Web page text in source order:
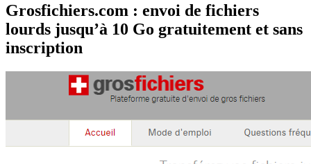
Grosfichiers.com : envoi de fichiers
lourds jusqu’à 10 Go gratuitement et sans
inscription